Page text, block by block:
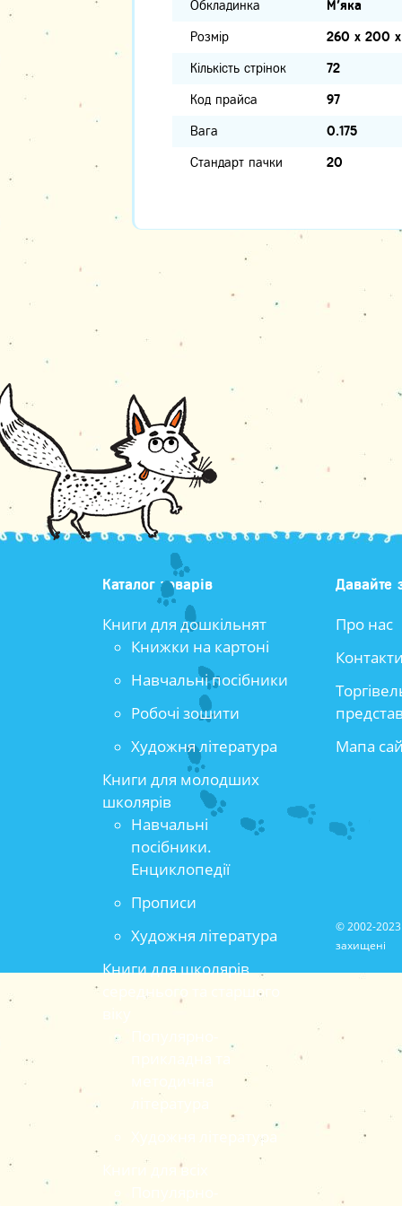
Обкладинка М'яка
Розмір 260 х 200
Кількість стрінок 72
Код прайса 97
Вага 0.175
Стандарт пачки 20
Каталог товарів
Книги для дошкільнят
Книжки на картоні
Навчальні посібники
Робочі зошити
Художня література
Книги для молодших
школярів
Навчальні
посібники.
Енциклопедії
Прописи
Художня література
Книги для школярів
середнього та старшого
література
Художня література
Книги для всіх
Давайте
Про нас
Мапа
© 2002-2023
захищені